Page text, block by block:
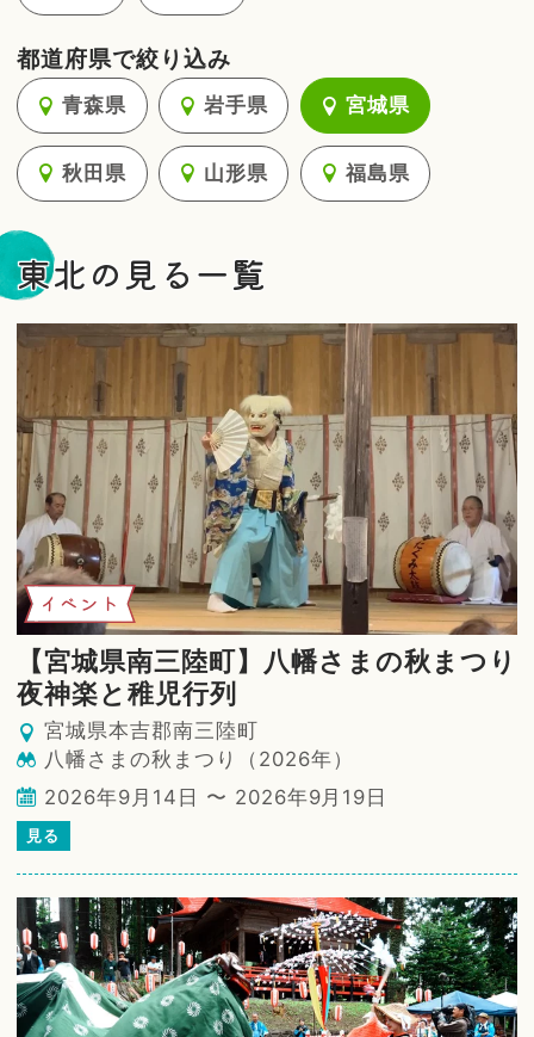
都道府県で絞り込み
青森県 岩手県 宮城県
秋田県 山形県 福島県
東北の見る一覧
イベント
【宮城県南三陸町】八幡さまの秋まつり
夜神楽と稚児行列
宮城県本吉郡南三陸町
八幡さまの秋まつり（2026年）
2026年9月14日 〜 2026年9月19日
見る